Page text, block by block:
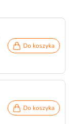
Do koszyka
Do koszyka